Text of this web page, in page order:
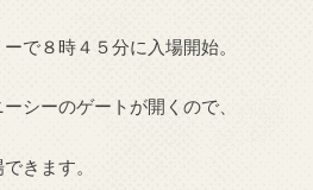
で８時４５分に入場開始。
シーのゲートが開くので、
きます。